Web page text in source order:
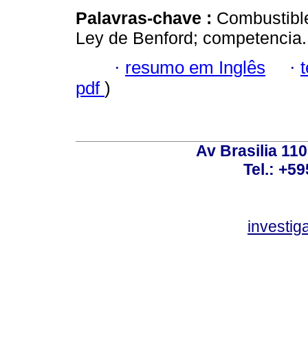
Palavras-chave :
Ley de Benford; competencia.
· resumo em Inglês ·
pdf )
Av Brasilia
Tel.: